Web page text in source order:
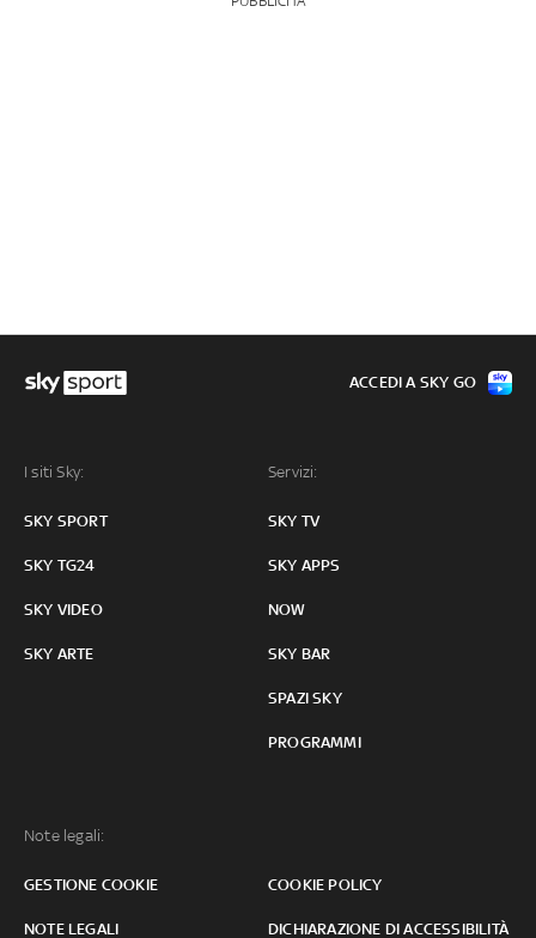
I siti Sky:
SKY SPORT
SKY TG24
SKY VIDEO
SKY ARTE
Servizi:
SKY TV
SKY APPS
NOW
SKY BAR
SPAZI SKY
PROGRAMMI
Note legali:
GESTIONE COOKIE COOKIE POLICY
NOTE LEGALI DICHIARAZIONE DI ACCESSIBILITÀ
ACCEDI A SKY GO